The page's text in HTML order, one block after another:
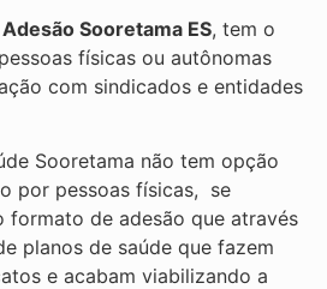
Sooretama ES, tem o
físicas ou autônomas
com sindicados e entidades
Sooretama não tem opção
por pessoas físicas, se
formato de adesão que através
planos de saúde que fazem
e acabam viabilizando a